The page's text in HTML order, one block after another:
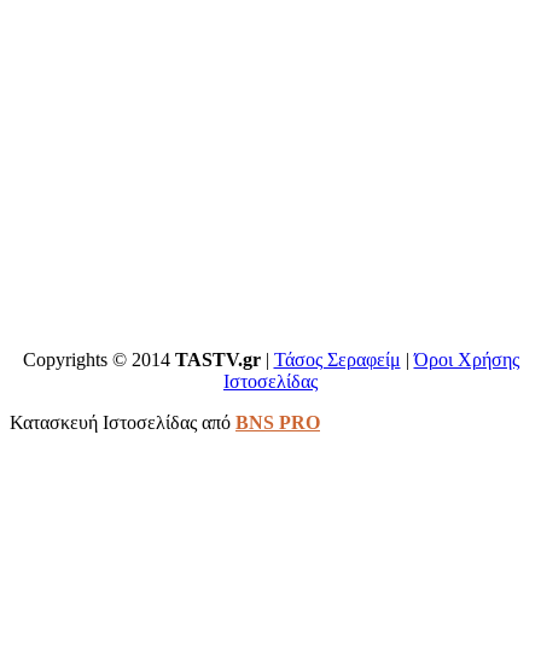
Copyrights © 2014 TASTV.gr| Τάσος Σεραφείμ |Όροι Χρήσης
Ιστοσελίδας
Κατασκευή Ιστοσελίδας από BNS PRO